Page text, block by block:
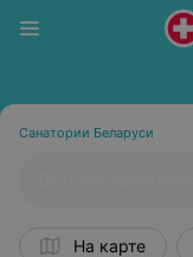
Санатории Беларуси
На карте